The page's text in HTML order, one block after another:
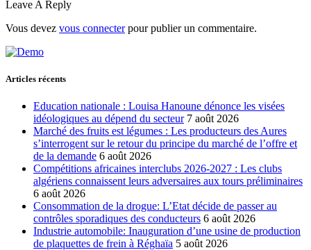
Leave A Reply
Vous devez vous connecterpour publier un commentaire.
Articles récents
Education nationale : Louisa Hanoune dénonce les visées
idéologiques au dépend du secteur 7 août 2026
Marché des fruits est légumes : Les producteurs des Aures
s’interrogent sur le retour du principe du marché de l’offre et
de la demande 6 août 2026
Compétitions africaines interclubs 2026-2027 : Les clubs
algériens connaissent leurs adversaires aux tours préliminaires
6 août 2026
Consommation de la drogue: L’Etat décide de passer au
contrôles sporadiques des conducteurs 6 août 2026
Industrie automobile: Inauguration d’une usine de production
de plaquettes de frein à Réghaïa 5 août 2026